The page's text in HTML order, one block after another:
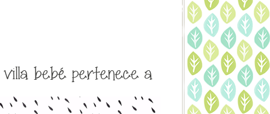
bebé pertenece a